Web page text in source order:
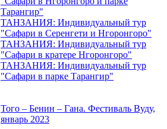
Тарангир"
ТАНЗАНИЯ: Индивидуальный тур
"Сафари в Серенгети и Нгоронгоро"
ТАНЗАНИЯ: Индивидуальный тур
"Сафари в кратере Нгоронгоро"
ТАНЗАНИЯ: Индивидуальный тур
"Сафари в парке Тарангир"
Того – Бенин – Гана. Фестиваль Вуду,
январь 2023